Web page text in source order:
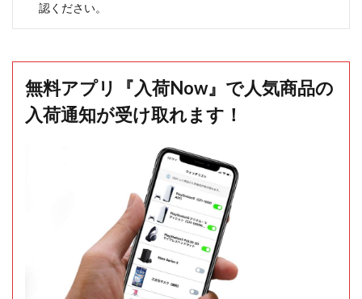
認ください。
無料アプリ『入荷Now』で人気商品の
入荷通知が受け取れます！